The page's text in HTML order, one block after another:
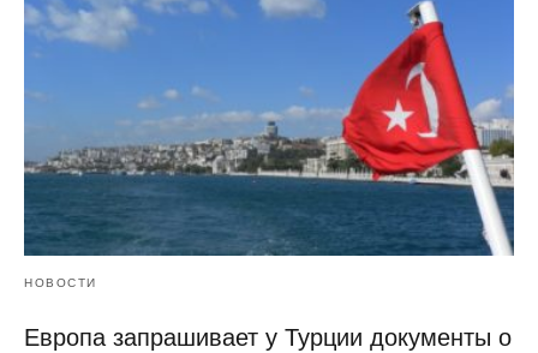
НОВОСТИ
Европа запрашивает у Турции документы о